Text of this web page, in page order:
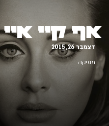
אף קיי איי
דצמבר 26, 2015
מוזיקה